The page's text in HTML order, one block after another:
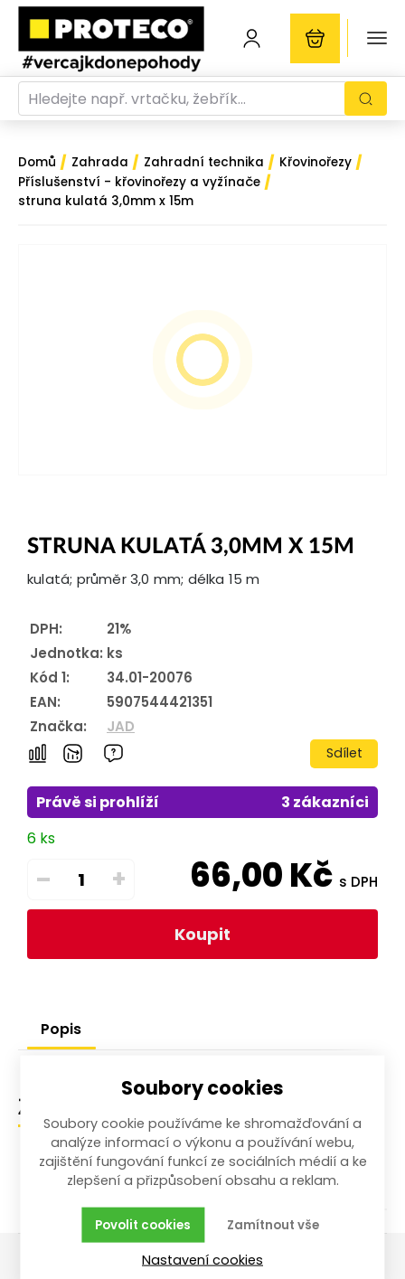
Domů / Zahrada / Zahradní technika / Křovinořezy /
Příslušenství - křovinořezy a vyžínače /
struna kulatá 3,0mm x 15m
STRUNA KULATÁ 3,0MM X 15M
kulatá; průměr 3,0 mm; délka 15 m
DPH:
21%
Jednotka: ks
Kód 1:
34.01-20076
EAN:
5907544421351
Značka:
JAD
Sdílet
Právě si prohlíží
3 zákazníci
6 ks
– + 66,00Kč s DPH
Koupit
Popis
Zařazení zboží
Zahrada / Zahradní technika / Křovinořezy /
Příslušenství - křovinořezy a vyžínače
Soubory cookies
Soubory cookie používáme ke shromažďování a
analýze informací o výkonu a používání webu,
zajištění fungování funkcí ze sociálních médií a ke
zlepšení a přizpůsobení obsahu a reklam.
Zamítnout vše
Povolit cookies
Nastavení cookies